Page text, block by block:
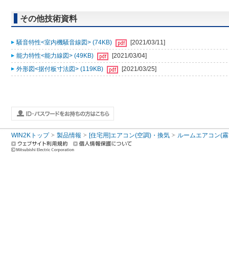
その他技術資料
騒音特性<室内機騒音線図> (74KB)
[2021/03/11]
能力特性<能力線図> (49KB)
[2021/03/04]
外形図<据付板寸法図> (119KB)
[2021/03/25]
WIN2Kトップ 製品情報 [住宅用]エアコン(空調)・換気 ルームエアコン(